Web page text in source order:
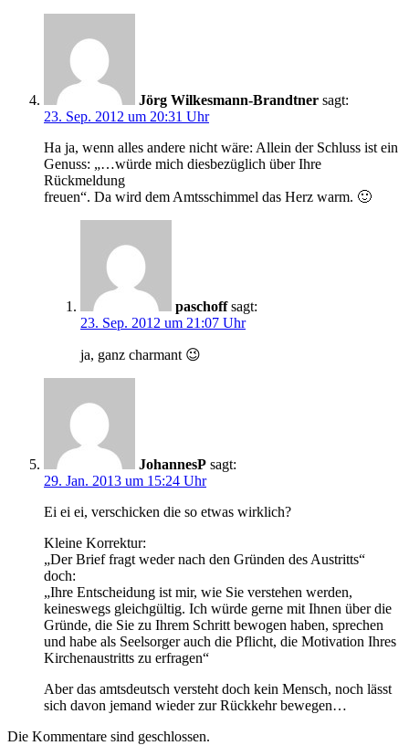
Jörg Wilkesmann-Brandtner sagt:
23. Sep. 2012 um 20:31 Uhr
Ha ja, wenn alles andere nicht wäre: Allein der Schluss ist ein
Genuss: „…würde mich diesbezüglich über Ihre
Rückmeldung
freuen“. Da wird dem Amtsschimmel das Herz warm. 🙂
paschoff sagt:
23. Sep. 2012 um 21:07 Uhr
ja, ganz charmant 😉
JohannesP sagt:
29. Jan. 2013 um 15:24 Uhr
Ei ei ei, verschicken die so etwas wirklich?
Kleine Korrektur:
„Der Brief fragt weder nach den Gründen des Austritts“
doch:
„Ihre Entscheidung ist mir, wie Sie verstehen werden,
keineswegs gleichgültig. Ich würde gerne mit Ihnen über die
Gründe, die Sie zu Ihrem Schritt bewogen haben, sprechen
und habe als Seelsorger auch die Pflicht, die Motivation Ihres
Kirchenaustritts zu erfragen“
Aber das amtsdeutsch versteht doch kein Mensch, noch lässt
sich davon jemand wieder zur Rückkehr bewegen…
Die Kommentare sind geschlossen.